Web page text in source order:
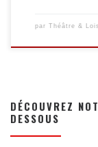
par Théâtre &
DÉCOUVREZ
DESSOUS